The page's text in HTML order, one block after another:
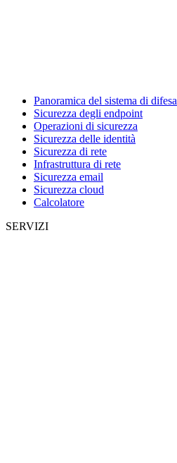
Panoramica del sistema di difesa
Sicurezza degli endpoint
Operazioni di sicurezza
Sicurezza delle identità
Sicurezza di rete
Infrastruttura di rete
Sicurezza email
Sicurezza cloud
Calcolatore
SERVIZI